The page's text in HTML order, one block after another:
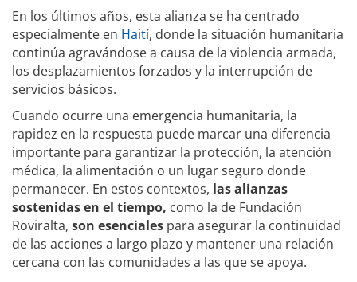
En los últimos años, esta alianza se ha centrado
especialmente en Haití, donde la situación humanitaria
continúa agravándose a causa de la violencia armada,
los desplazamientos forzados y la interrupción de
servicios básicos.
Cuando ocurre una emergencia humanitaria, la
rapidez en la respuesta puede marcar una diferencia
importante para garantizar la protección, la atención
médica, la alimentación o un lugar seguro donde
permanecer. En estos contextos, las alianzas
sostenidas en el tiempo, como la de Fundación
Roviralta, son esenciales para asegurar la continuidad
de las acciones a largo plazo y mantener una relación
cercana con las comunidades a las que se apoya.